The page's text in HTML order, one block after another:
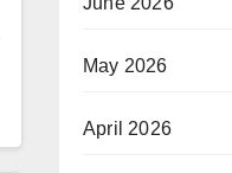
May 2026
April 2026